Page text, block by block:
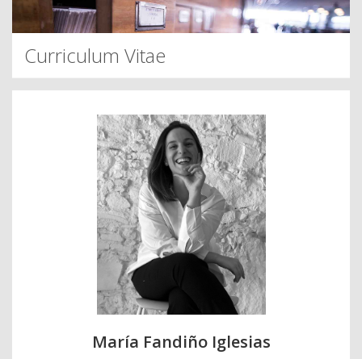
Curriculum Vitae
María Fandiño Iglesias